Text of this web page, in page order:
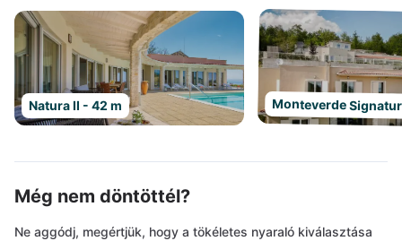
Natura II - 42 m Monteverde
Még nem döntöttél?
Ne aggódj, megértjük, hogy a tökéletes nyaraló kiválasztása